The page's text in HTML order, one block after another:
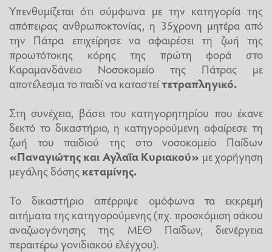
Υπενθυμίζεται ότι σύμφωνα με την κατηγορία της
απόπειρας ανθρωποκτονίας, η 35χρονη μητέρα από
την Πάτρα επιχείρησε να αφαιρέσει τη ζωή της
προωτότοκης κόρης της πρώτη φορά στο
Καραμανδάνειο Νοσοκομείο της Πάτρας με
αποτέλεσμα το παιδί να καταστείτετραπληγικό.
Στη συνέχεια, βάσει του κατηγορητηρίου που έκανε
δεκτό το δικαστήριο, η κατηγορούμενη αφαίρεσε τη
ζωή του παιδιού της στο νοσοκομείο Παίδων
«Παναγιώτης και Αγλαΐα Κυριακού» με χορήγηση
μεγάλης δόσης κεταμίνης.
Το δικαστήριο απέρριψε ομόφωνα τα εκκρεμή
αιτήματα της κατηγορούμενης (πχ. προσκόμιση σάκου
αναζωογόνησης της ΜΕΘ Παίδων, διενέργεια
περαιτέρω γονιδιακού ελέγχου).